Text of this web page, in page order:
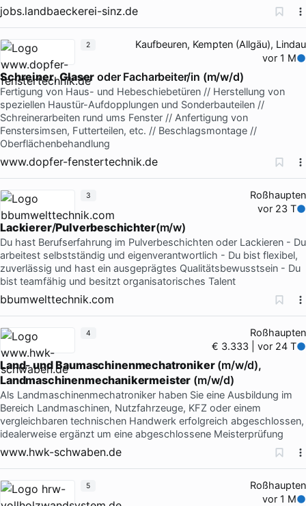
jobs.landbaeckerei-sinz.de
Kaufbeuren, Kempten (Allgäu), Lindau
vor 1 M
Schreiner,Glaser oder Facharbeiter/in (m/w/d)
Fertigung von Haus- und Hebeschiebetüren // Herstellung von
speziellen Haustür-Aufdopplungen und Sonderbauteilen //
Schreinerarbeiten rund ums Fenster // Anfertigung von
Fenstersimsen, Futterteilen, etc. // Beschlagsmontage //
Oberflächenbehandlung
www.dopfer-fenstertechnik.de
2
Roßhaupten
vor 23 T
Lackierer/Pulverbeschichter(m/w)
Du hast Berufserfahrung im Pulverbeschichten oder Lackieren - Du
arbeitest selbstständig und eigenverantwortlich - Du bist flexibel,
zuverlässig und hast ein ausgeprägtes Qualitätsbewusstsein - Du
bist teamfähig und besitzt organisatorisches Talent
bbumwelttechnik.com
3
Roßhaupten
€ 3.333 | vor 24 T
Land-undBaumaschinenmechatroniker(m/w/d),
Landmaschinenmechanikermeister (m/w/d)
Als Landmaschinenmechatroniker haben Sie eine Ausbildung im
Bereich Landmaschinen, Nutzfahrzeuge, KFZ oder einem
vergleichbaren technischen Handwerk erfolgreich abgeschlossen,
idealerweise ergänzt um eine abgeschlossene Meisterprüfung
www.hwk-schwaben.de
4
Roßhaupten
vor 1 M
5